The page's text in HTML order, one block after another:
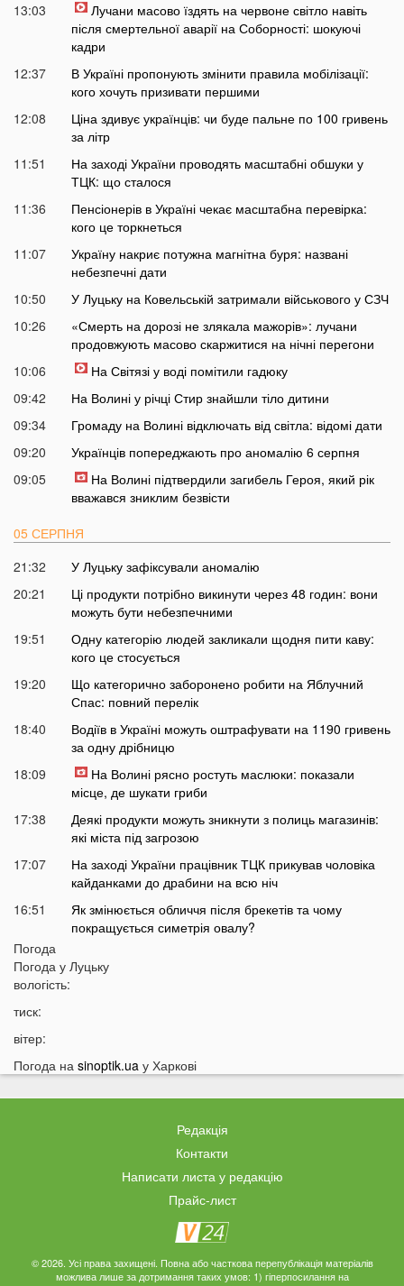
13:03
Лучани масово їздять на червоне світло навіть
після смертельної аварії на Соборності: шокуючі
кадри
12:37
В Україні пропонують змінити правила мобілізації:
кого хочуть призивати першими
12:08
Ціна здивує українців: чи буде пальне по 100 гривень
за літр
11:51
На заході України проводять масштабні обшуки у
ТЦК: що сталося
11:36
Пенсіонерів в Україні чекає масштабна перевірка:
кого це торкнеться
11:07
Україну накриє потужна магнітна буря: названі
небезпечні дати
10:50
У Луцьку на Ковельській затримали військового у СЗЧ
10:26
«Смерть на дорозі не злякала мажорів»: лучани
продовжують масово скаржитися на нічні перегони
10:06
На Світязі у воді помітили гадюку
09:42
На Волині у річці Стир знайшли тіло дитини
09:34
Громаду на Волині відключать від світла: відомі дати
09:20
Українців попереджають про аномалію 6 серпня
09:05
На Волині підтвердили загибель Героя, який рік
вважався зниклим безвісти
05 СЕРПНЯ
21:32
У Луцьку зафіксували аномалію
20:21
Ці продукти потрібно викинути через 48 годин: вони
можуть бути небезпечними
19:51
Одну категорію людей закликали щодня пити каву:
кого це стосується
19:20
Що категорично заборонено робити на Яблучний
Спас: повний перелік
18:40
Водіїв в Україні можуть оштрафувати на 1190 гривень
за одну дрібницю
18:09
На Волині рясно ростуть маслюки: показали
місце, де шукати гриби
17:38
Деякі продукти можуть зникнути з полиць магазинів:
які міста під загрозою
17:07
На заході України працівник ТЦК прикував чоловіка
кайданками до драбини на всю ніч
16:51
Як змінюється обличчя після брекетів та чому
покращується симетрія овалу?
16:36
Україні
15:53
дату
На Світязі водій не пропустив людей з дітьми на
пішохідному переході: спалахнув новий скандал
Росія готує новий масований удар: які області під
Відома тарологиня зробила тривожне передбачення
про війну в Україні
14:15
«Не зупинився перед кортежем»: на Волині
Погода
Погода у Луцьку
вологість:
тиск:
вітер:
Погода на sinoptik.ua у Харкові
Редакція
Контакти
Написати листа у редакцію
Прайс-лист
© 2026. Усі права захищені. Повна або часткова перепублікація матеріалів
можлива лише за дотримання таких умов: 1) гіперпосилання на